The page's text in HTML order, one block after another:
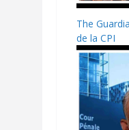
The
de la CPI